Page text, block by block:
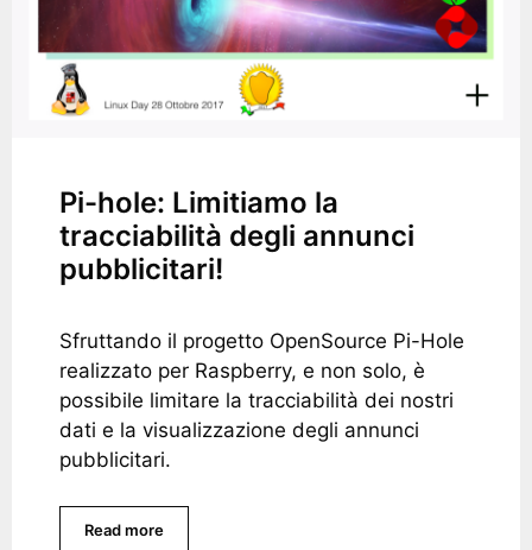
Pi-hole: Limitiamo la
tracciabilità degli annunci
pubblicitari!
Sfruttando il progetto OpenSource Pi-Hole
realizzato per Raspberry, e non solo, è
possibile limitare la tracciabilità dei nostri
dati e la visualizzazione degli annunci
pubblicitari.
Read more